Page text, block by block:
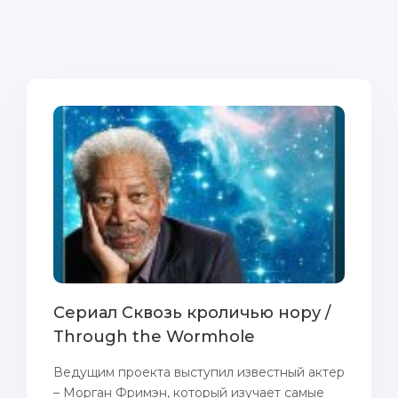
Сериал Сквозь кроличью нору /
Through the Wormhole
Ведущим проекта выступил известный актер
– Морган Фримэн, который изучает самые